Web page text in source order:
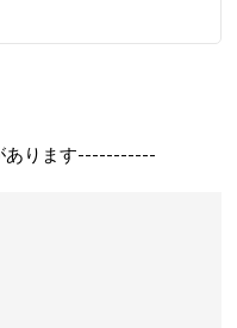
あります-----------